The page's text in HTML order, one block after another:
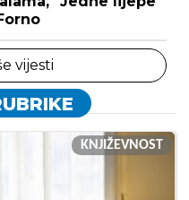
vijesti
KNJIŽEVNOST